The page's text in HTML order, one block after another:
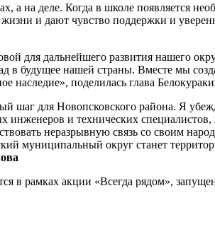
на деле. Когда в школе появляется
и дают чувство поддержки и
для дальнейшего развития нашего
в будущее нашей страны. Вместе мы
наследие», поделилась глава
шаг для Новопсковского района. Я
инженеров и технических
неразрывную связь со своим
муниципальный округ станет
в рамках акции «Всегда рядом»,